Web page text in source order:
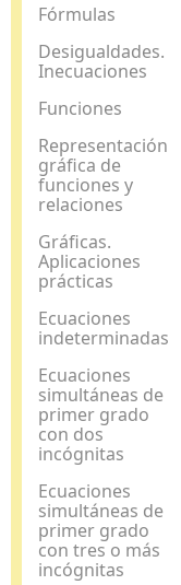
Fórmulas
Desigualdades.
Inecuaciones
Funciones
Representación
gráfica de
funciones y
relaciones
Gráficas.
Aplicaciones
prácticas
Ecuaciones
indeterminadas
Ecuaciones
simultáneas de
primer grado
con dos
incógnitas
Ecuaciones
simultáneas de
primer grado
con tres o más
incógnitas